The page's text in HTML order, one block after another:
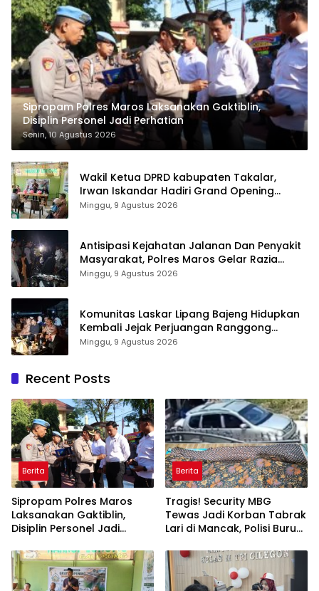
Sipropam Polres Maros Laksanakan Gaktiblin,
Disiplin Personel Jadi Perhatian
Senin, 10 Agustus 2026
Wakil Ketua DPRD kabupaten Takalar,
Irwan Iskandar Hadiri Grand Opening
Rumah sehat Pertama di Takalar, Melayani
Minggu, 9 Agustus 2026
Antisipasi Kejahatan Jalanan Dan Penyakit
Masyarakat, Polres Maros Gelar Razia
Operasi Cipta Kondusif
Minggu, 9 Agustus 2026
Komunitas Laskar Lipang Bajeng Hidupkan
Kembali Jejak Perjuangan Ranggong
Daeng Romo, Wabup Takalar: Apresiasi
Minggu, 9 Agustus 2026
Recent Posts
Berita
Sipropam Polres Maros
Laksanakan Gaktiblin,
Disiplin Personel Jadi
Berita
Tragis! Security MBG
Tewas Jadi Korban Tabrak
Lari di Mancak, Polisi Buru
Kijang Innova